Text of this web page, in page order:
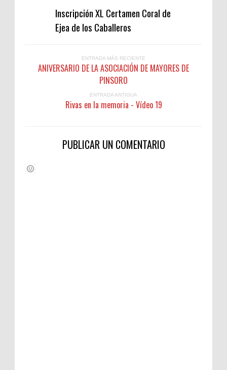
Inscripción XL Certamen Coral de
Ejea de los Caballeros
ENTRADA MÁS RECIENTE
ANIVERSARIO DE LA ASOCIACIÓN DE MAYORES DE
PINSORO
ENTRADA ANTIGUA
Rivas en la memoria - Vídeo 19
PUBLICAR UN COMENTARIO